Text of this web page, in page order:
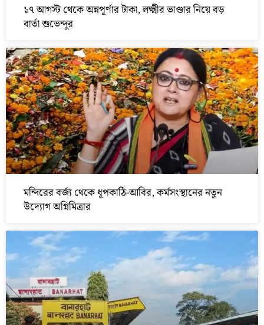
১৭ আগস্ট থেকে অন্নপূর্ণার টাকা, লক্ষ্মীর ভাণ্ডার নিয়ে বড়
বার্তা শুভেন্দুর
মন্দিরের বর্জ্য থেকে ধূপকাঠি-আবির, কর্মসংস্থানের নতুন
উদ্যোগ অগ্নিমিত্রার